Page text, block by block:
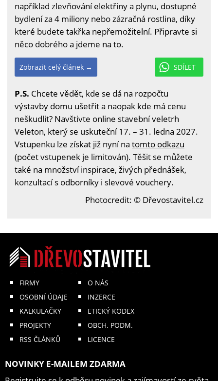
například zlevňování elektřiny a plynu, dostupné
bydlení za 4 miliony nebo zázračná rostlina, díky
které budete takřka nepřemožitelní. Připravte si
něco dobrého a jdeme na to.
SDÍLET
Zobrazit celý článek →
P.S. Chcete vědět, kde se dá na rozpočtu
výstavby domu ušetřit a naopak kde má cenu
neškudlit? Navštivte online stavební veletrh
Veleton, který se uskuteční 17. – 31. ledna 2027.
Vstupenku lze získat již nyní na tomto odkazu
(počet vstupenek je limitován). Těšit se můžete
také na množství inspirace, živých přednášek,
konzultací s odborníky i slevové vouchery.
Photocredit: © Dřevostavitel.cz
FIRMY
OSOBNÍ ÚDAJE
KALKULAČKY
PROJEKTY
RSS ČLÁNKŮ
O NÁS
INZERCE
ETICKÝ KODEX
OBCH. PODM.
LICENCE
NOVINKY E-MAILEM ZDARMA